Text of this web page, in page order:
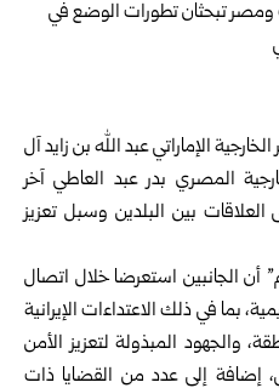
الإماراتي عبد الله بن زايد آل
المصري بدر عبد العاطي آخر
‏بين البلدين وسبل تعزيز
أن الجانبين استعرضا خلال اتصال
بما في ذلك الاعتداءات الإيرانية
‏والجهود المبذولة لتعزيز الأمن
إضافة إلى عدد من القضايا ‏ذات